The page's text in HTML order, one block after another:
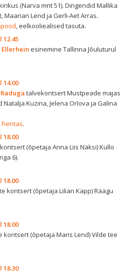
(Narva mnt 51). Dirigendid Mallika
Maarian Lend ja Gerli-Aet Arras.
, eelkooliealised tasuta.
Ellerhein esinemine Tallinna Jõuluturul
Raduga talvekontsert Mustpeade majas
Natalja Kuzina, Jelena Orlova ja Galina
.
(õpetaja Anna Liis Näksi) Kullo
6).
kontsert (õpetaja Lilian Kapp) Räägu
kontsert (õpetaja Maris Lend) Vilde tee